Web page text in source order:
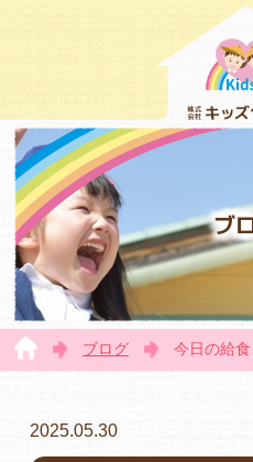
ブ
ブログ 今日の給
2025.05.30